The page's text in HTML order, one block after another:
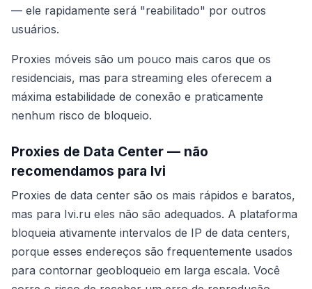
— ele rapidamente será "reabilitado" por outros
usuários.
Proxies móveis são um pouco mais caros que os
residenciais, mas para streaming eles oferecem a
máxima estabilidade de conexão e praticamente
nenhum risco de bloqueio.
Proxies de Data Center — não
recomendamos para Ivi
Proxies de data center são os mais rápidos e baratos,
mas para Ivi.ru eles não são adequados. A plataforma
bloqueia ativamente intervalos de IP de data centers,
porque esses endereços são frequentemente usados
para contornar geobloqueio em larga escala. Você